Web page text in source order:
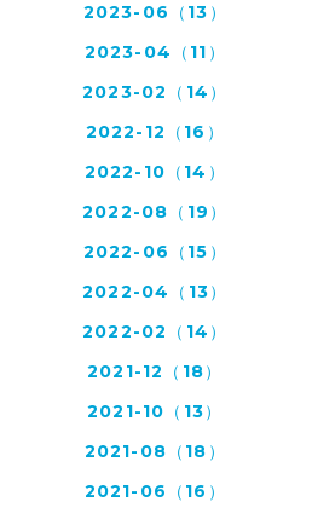
2023-06（13）
2023-04（11）
2023-02（14）
2022-12（16）
2022-10（14）
2022-08（19）
2022-06（15）
2022-04（13）
2022-02（14）
2021-12（18）
2021-10（13）
2021-08（18）
2021-06（16）